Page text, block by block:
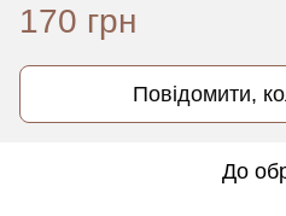
170 грн
Повідомити,
До